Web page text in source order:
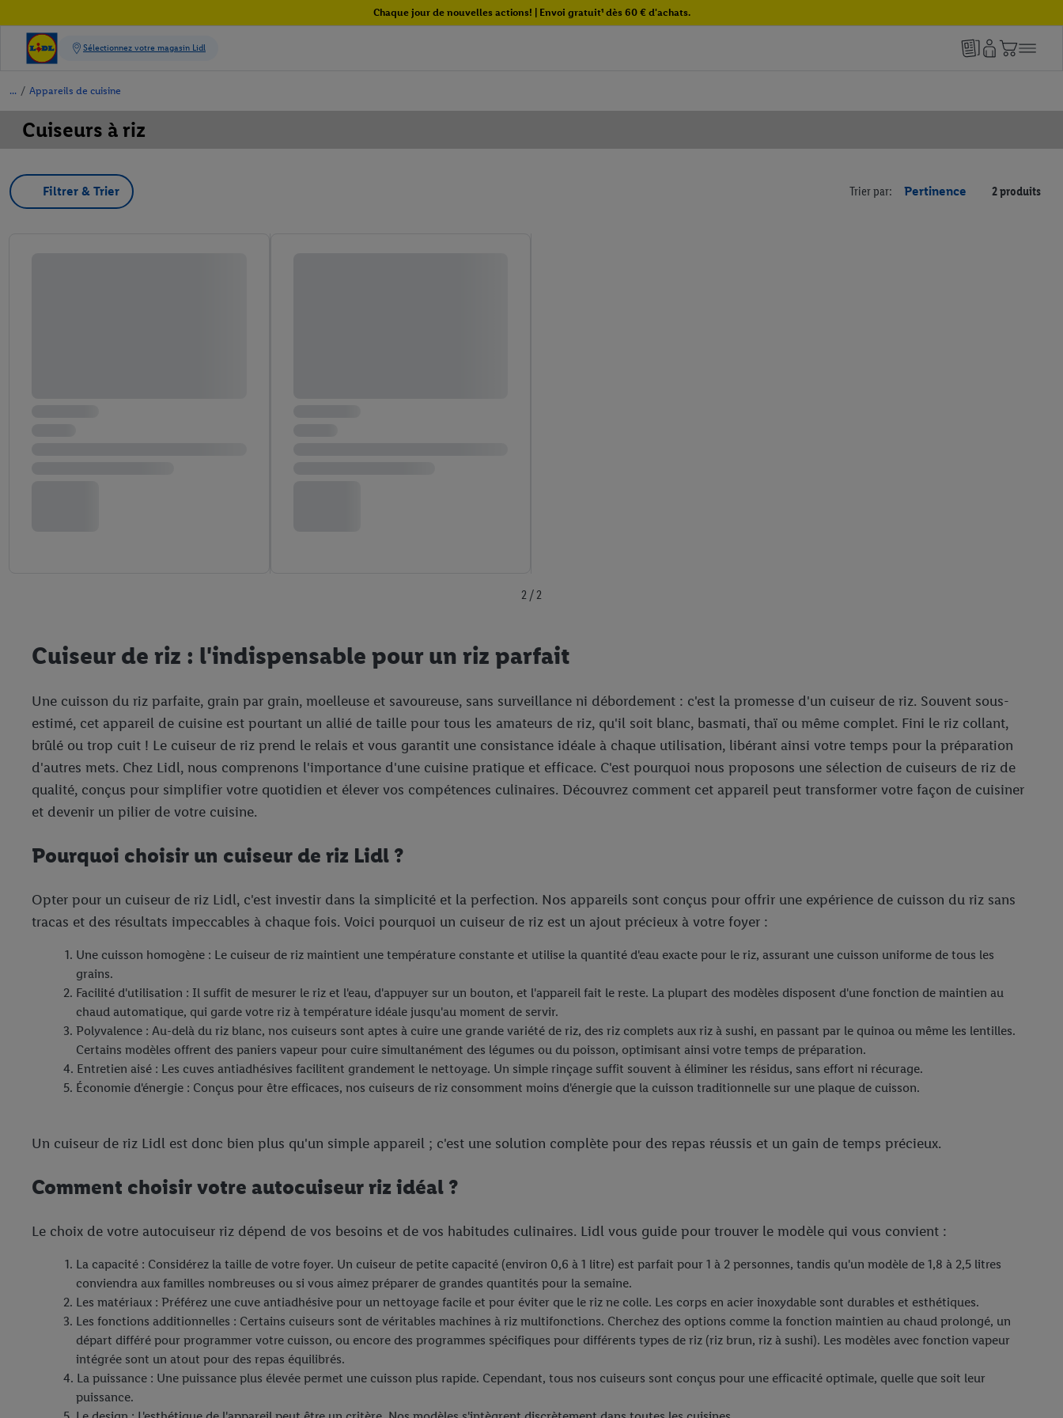
Chaque jour de nouvelles actions! | Envoi gratuit¹ dès 60 € d'achats.
/ Appareils de cuisine
Cuiseurs à riz
Filtrer & Trier Trier par: Pertinence 2 produits
2 / 2
Cuiseur de riz : l'indispensable pour un riz parfait
Une cuisson du riz parfaite, grain par grain, moelleuse et savoureuse, sans surveillance ni débordement : c'est la promesse d'un cuiseur de riz. Souvent sous-
estimé, cet appareil de cuisine est pourtant un allié de taille pour tous les amateurs de riz, qu'il soit blanc, basmati, thaï ou même complet. Fini le riz collant,
brûlé ou trop cuit ! Le cuiseur de riz prend le relais et vous garantit une consistance idéale à chaque utilisation, libérant ainsi votre temps pour la préparation
d'autres mets. Chez Lidl, nous comprenons l'importance d'une cuisine pratique et efficace. C'est pourquoi nous proposons une sélection de cuiseurs de riz de
qualité, conçus pour simplifier votre quotidien et élever vos compétences culinaires. Découvrez comment cet appareil peut transformer votre façon de cuisiner
et devenir un pilier de votre cuisine.
Pourquoi choisir un cuiseur de riz Lidl ?
Opter pour un cuiseur de riz Lidl, c'est investir dans la simplicité et la perfection. Nos appareils sont conçus pour offrir une expérience de cuisson du riz sans
tracas et des résultats impeccables à chaque fois. Voici pourquoi un cuiseur de riz est un ajout précieux à votre foyer :
Une cuisson homogène : Le cuiseur de riz maintient une température constante et utilise la quantité d'eau exacte pour le riz, assurant une cuisson uniforme de tous les
grains.
Facilité d'utilisation : Il suffit de mesurer le riz et l'eau, d'appuyer sur un bouton, et l'appareil fait le reste. La plupart des modèles disposent d'une fonction de maintien au
chaud automatique, qui garde votre riz à température idéale jusqu'au moment de servir.
Polyvalence : Au-delà du riz blanc, nos cuiseurs sont aptes à cuire une grande variété de riz, des riz complets aux riz à sushi, en passant par le quinoa ou même les lentilles.
Certains modèles offrent des paniers vapeur pour cuire simultanément des légumes ou du poisson, optimisant ainsi votre temps de préparation.
Entretien aisé : Les cuves antiadhésives facilitent grandement le nettoyage. Un simple rinçage suffit souvent à éliminer les résidus, sans effort ni récurage.
Économie d'énergie : Conçus pour être efficaces, nos cuiseurs de riz consomment moins d'énergie que la cuisson traditionnelle sur une plaque de cuisson.
Un cuiseur de riz Lidl est donc bien plus qu'un simple appareil ; c'est une solution complète pour des repas réussis et un gain de temps précieux.
Comment choisir votre autocuiseur riz idéal ?
Le choix de votre autocuiseur riz dépend de vos besoins et de vos habitudes culinaires. Lidl vous guide pour trouver le modèle qui vous convient :
La capacité : Considérez la taille de votre foyer. Un cuiseur de petite capacité (environ 0,6 à 1 litre) est parfait pour 1 à 2 personnes, tandis qu'un modèle de 1,8 à 2,5 litres
conviendra aux familles nombreuses ou si vous aimez préparer de grandes quantités pour la semaine.
Les matériaux : Préférez une cuve antiadhésive pour un nettoyage facile et pour éviter que le riz ne colle. Les corps en acier inoxydable sont durables et esthétiques.
Les fonctions additionnelles : Certains cuiseurs sont de véritables machines à riz multifonctions. Cherchez des options comme la fonction maintien au chaud prolongé, un
départ différé pour programmer votre cuisson, ou encore des programmes spécifiques pour différents types de riz (riz brun, riz à sushi). Les modèles avec fonction vapeur
intégrée sont un atout pour des repas équilibrés.
La puissance : Une puissance plus élevée permet une cuisson plus rapide. Cependant, tous nos cuiseurs sont conçus pour une efficacité optimale, quelle que soit leur
puissance.